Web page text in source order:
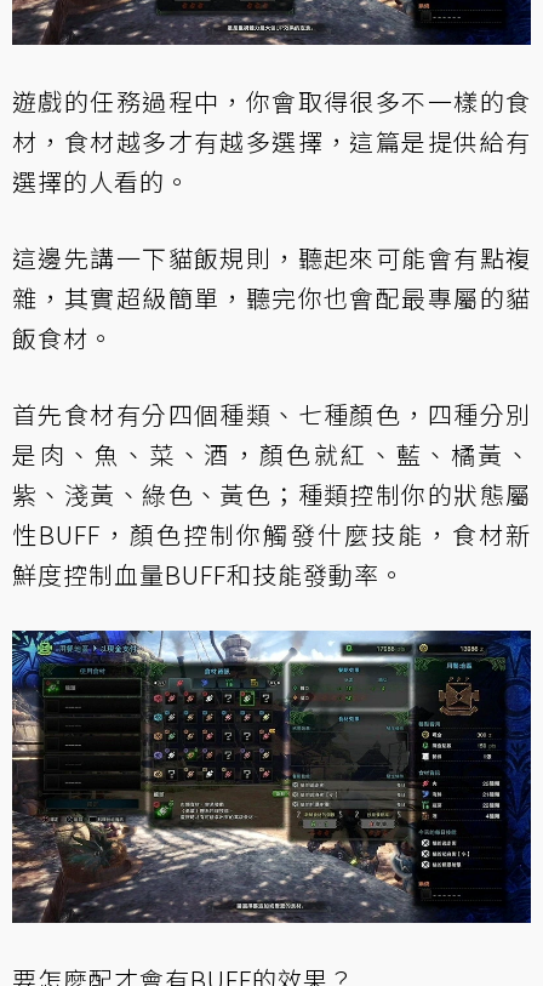
遊戲的任務過程中，你會取得很多不一樣的食
材，食材越多才有越多選擇，這篇是提供給有
選擇的人看的。
這邊先講一下貓飯規則，聽起來可能會有點複
雜，其實超級簡單，聽完你也會配最專屬的貓
飯食材。
首先食材有分四個種類、七種顏色，四種分別
是肉、魚、菜、酒，顏色就紅、藍、橘黃、
紫、淺黃、綠色、黃色；種類控制你的狀態屬
性BUFF，顏色控制你觸發什麼技能，食材新
鮮度控制血量BUFF和技能發動率。